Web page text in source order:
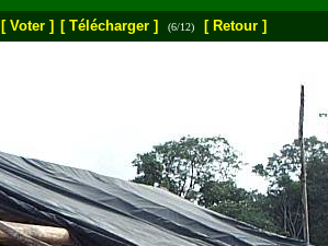
[ Voter ] [ Télécharger ] (6/12) [ Retour ]